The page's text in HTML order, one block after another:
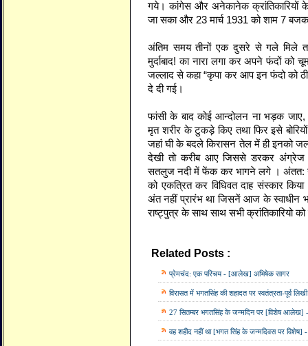
गये। कांगेस और अनेकानेक क्रांतिकारियों के
जा सका और 23 मार्च 1931 को शाम 7
अंतिम समय तीनों एक दुसरे से गले मिले तथा
मुर्दाबाद! का नारा लगा कर अपने फंदों
जल्लाद से कहा “कृपा कर आप इन फंदो को
दे दी गई।
फांसी के बाद कोई आन्दोलन ना भड़क
मृत शरीर के टुकड़े किए तथा फिर इसे
जहां घी के बदले किरासन तेल में ही इनको
देखी तो करीब आए जिससे डरकर
सतलुज नदी में फेंक कर भागने लगे । अंतत:
को एकत्रित कर विधिवत दाह संस्कार
अंत नहीं प्रारंभ था जिसनें आज के स्वाधीन
राष्ट्पुत्र के साथ साथ सभी क्रांतिकारियो
Related Posts :
प्रेमचंद: एक परिचय - [आलेख] अभिषेक सागर
विरासत में भगतसिंह की शहादत पर स्वतंत्रता-पूर्व
27 सितम्बर भगतसिंह के जन्मदिन पर [विशेष आलेख]
वह शहीद नहीं था [भगत सिंह के जन्मदिवस पर विशेष] -